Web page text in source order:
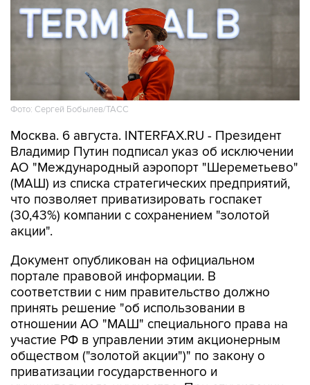
Фото: Сергей Бобылев/ТАСС
Москва. 6 августа. INTERFAX.RU - Президент
Владимир Путин подписал указ об исключении
АО "Международный аэропорт "Шереметьево"
(МАШ) из списка стратегических предприятий,
что позволяет приватизировать госпакет
(30,43%) компании с сохранением "золотой
акции".
Документ опубликован на официальном
портале правовой информации. В
соответствии с ним правительство должно
принять решение "об использовании в
отношении АО "МАШ" специального права на
участие РФ в управлении этим акционерным
обществом ("золотой акции")" по закону о
приватизации государственного и